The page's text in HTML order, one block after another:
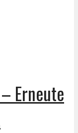
Erneute